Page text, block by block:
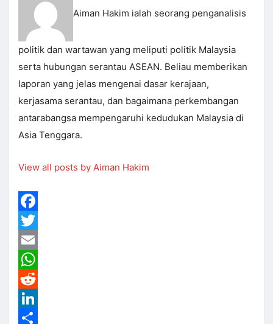
Aiman Hakim ialah seorang penganalisis
politik dan wartawan yang meliputi politik Malaysia
serta hubungan serantau ASEAN. Beliau memberikan
laporan yang jelas mengenai dasar kerajaan,
kerjasama serantau, dan bagaimana perkembangan
antarabangsa mempengaruhi kedudukan Malaysia di
Asia Tenggara.
View all posts by Aiman Hakim
Facebook
Twitter
Email
WhatsApp
Reddit
LinkedIn